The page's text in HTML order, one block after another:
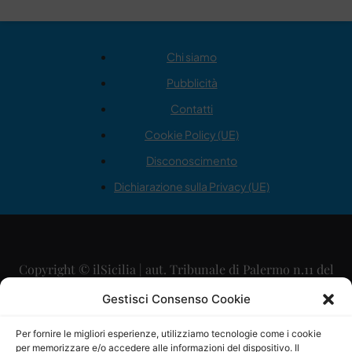
Gestisci Consenso Cookie
Per fornire le migliori esperienze, utilizziamo tecnologie come i cookie
per memorizzare e/o accedere alle informazioni del dispositivo. Il
Chi siamo
Pubblicità
Contatti
Cookie Policy (UE)
Disconoscimento
Dichiarazione sulla Privacy (UE)
Copyright © ilSicilia | aut. Tribunale di Palermo n.11 del
29/09/2015